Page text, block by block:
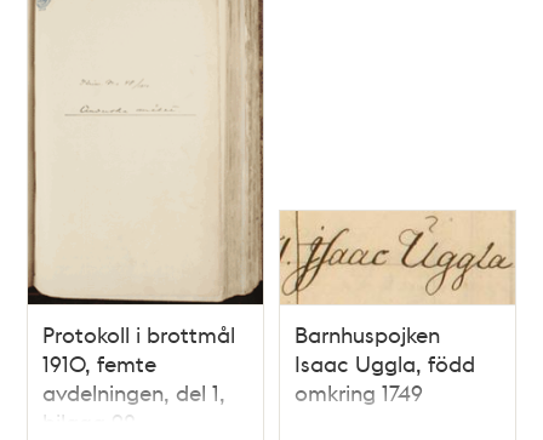
Protokoll i brottmål
1910, femte
avdelningen, del 1,
bilaga 92.
Barnhuspojken
Isaac Uggla, född
omkring 1749